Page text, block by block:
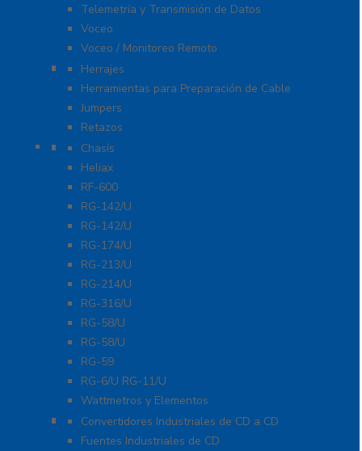
Telemetría y Transmisión de Datos
Voceo
Voceo / Monitoreo Remoto
Cables
Herrajes
Herramientas para Preparación de Cable
Jumpers
Retazos
Conectores
Chasís
Heliax
RF-600
RG-142/U
RG-142/U
RG-174/U
RG-213/U
RG-214/U
RG-316/U
RG-58/U
RG-58/U
RG-59
RG-6/U RG-11/U
Wattmetros y Elementos
Energía
Convertidores Industriales de CD a CD
Fuentes Industriales de CD